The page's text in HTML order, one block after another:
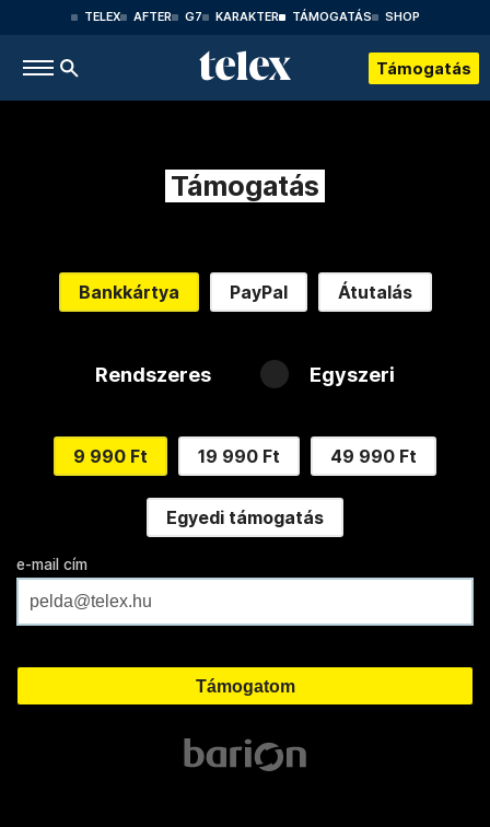
TELEX AFTER G7 KARAKTER TÁMOGATÁS SHOP
Támogatás
Támogatás
Bankkártya PayPal Átutalás
Rendszeres Egyszeri
9 990 Ft 19 990 Ft 49 990 Ft
Egyedi támogatás
e-mail cím